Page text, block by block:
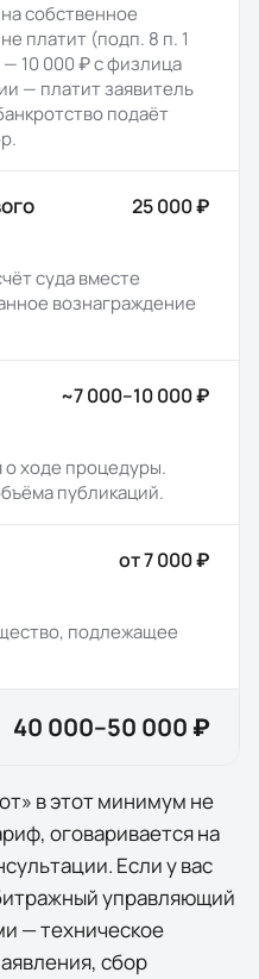
собственное
платит (подп. 8 п. 1
10 000 ₽ с физлица
— платит заявитель
подаёт
25 000 ₽
суда вместе
вознаграждение
~7 000–10 000 ₽
ходе процедуры.
публикаций.
от 7 000 ₽
подлежащее
40 000–50 000 ₽
в этот минимум не
оговаривается на
Если у вас
управляющий
— техническое
сбор